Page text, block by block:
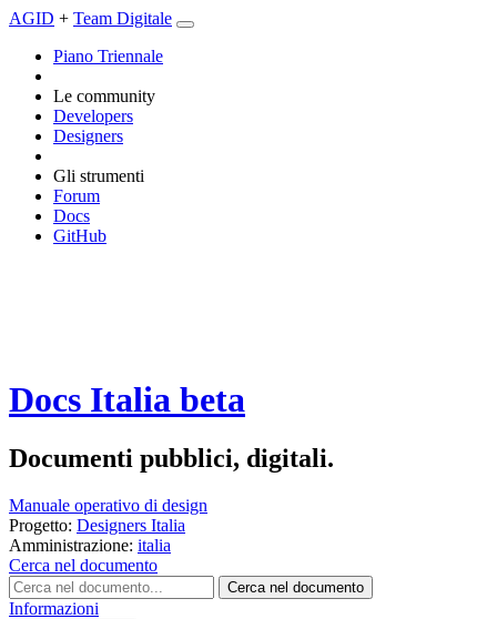
AGID + Team Digitale
Piano Triennale
Le community
Developers
Designers
Gli strumenti
Forum
Docs
GitHub
Docs Italia beta
Documenti pubblici, digitali.
Manuale operativo di design
Progetto: Designers Italia
Amministrazione: italia
Cerca nel documento
Cerca nel documento
Informazioni